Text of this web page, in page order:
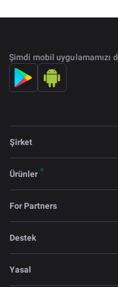
Şimdi mobil uygulamamızı
Şirket
Ürünler
For Partners
Destek
Yasal